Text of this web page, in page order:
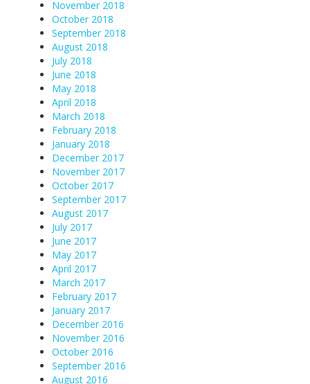
November 2018
October 2018
September 2018
August 2018
July 2018
June 2018
May 2018
April 2018
March 2018
February 2018
January 2018
December 2017
November 2017
October 2017
September 2017
August 2017
July 2017
June 2017
May 2017
April 2017
March 2017
February 2017
January 2017
December 2016
November 2016
October 2016
September 2016
August 2016